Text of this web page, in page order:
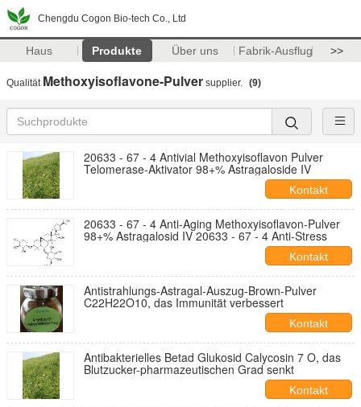
Chengdu Cogon Bio-tech Co., Ltd
Haus Produkte Über uns Fabrik-Ausflug >>
Qualität Methoxyisoflavone-Pulver supplier. (9)
20633 - 67 - 4 Antivial Methoxyisoflavon Pulver
Telomerase-Aktivator 98+% Astragaloside IV
Kontakt
20633 - 67 - 4 Anti-Aging Methoxyisoflavon-Pulver
98+% Astragalosid IV 20633 - 67 - 4 Anti-Stress
Kontakt
Antistrahlungs-Astragal-Auszug-Brown-Pulver
C22H22O10, das Immunität verbessert
Kontakt
Antibakterielles Betad Glukosid Calycosin 7 O, das
Blutzucker-pharmazeutischen Grad senkt
Kontakt